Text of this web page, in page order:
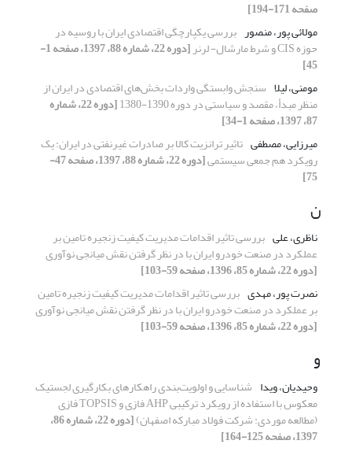
صفحه 171-194]
مولائی پور، منصور ‌بررسی یکپارچگی اقتصادی ایران با روسیه در
حوزه CIS و شرط مارشال- لرنر [دوره 22، شماره 88، 1397، صفحه 1-
45]
مومنی، لیلا سنجش وابستگی واردات بخش‌های اقتصادی در ایران از
منظر مبدأ، مقصد و سیاستی در دوره 1390-1380 [دوره 22، شماره
87، 1397، صفحه 1-34]
میرزایی، مصطفی تاثیر ترانزیت کالا بر صادرات غیرنفتی در ایران: یک
رویکرد هم‌ جمعی سیستمی [دوره 22، شماره 88، 1397، صفحه 47-
75]
ن
ناظری، علی بررسی تاثیر اقدامات مدیریت کیفیت زنجیره تامین بر
عملکرد در صنعت خودرو ایران با در نظر گرفتن نقش میانجی نوآوری
[دوره 22، شماره 85، 1396، صفحه 59-103]
نصرت پور، مهدی بررسی تاثیر اقدامات مدیریت کیفیت زنجیره تامین
بر عملکرد در صنعت خودرو ایران با در نظر گرفتن نقش میانجی نوآوری
[دوره 22، شماره 85، 1396، صفحه 59-103]
و
وحیدیان، ویدا شناسایی و اولویت‌بندی راهکارهای بکارگیری لجستیک
معکوس با استفاده از رویکرد ترکیبی AHP فازی و TOPSIS فازی
(مطالعه موردی: شرکت فولاد مبارکه اصفهان) [دوره 22، شماره 86،
1397، صفحه 125-164]